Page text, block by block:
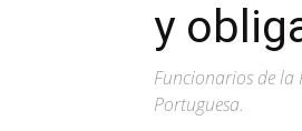
y
Funcionarios de la
Portuguesa.